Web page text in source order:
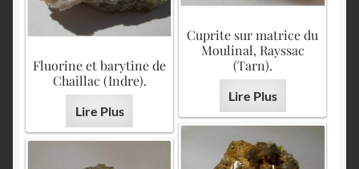
Cuprite sur matrice du
Moulinal, Rayssac
(Tarn).
Lire Plus
Fluorine et barytine de
Chaillac (Indre).
Lire Plus